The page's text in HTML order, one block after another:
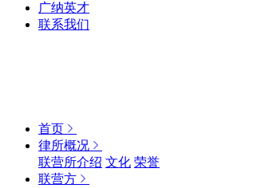
广纳英才
联系我们
首页
律所概况
联营所介绍 文化 荣誉
联营方